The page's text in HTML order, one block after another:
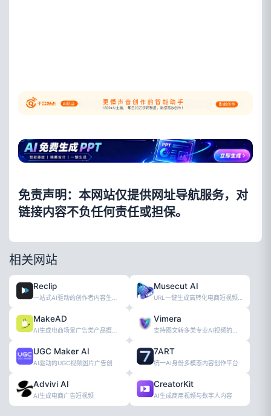
免责声明：本网站仅提供网址导航服务，对
链接内容不负任何责任或担保。
相关网站
Reclip Musecut AI
MakeAD Vimera
UGC Maker AI
AI驱动的UGC视频图片广告创
7ART
统一AI身份多模态内容创作平台
Advivi AI
AI生成电商广告短视频
CreatorKit
AI生成商用视频与数字人内容